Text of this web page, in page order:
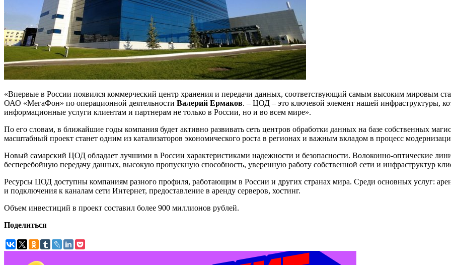
«Впервые в России появился коммерческий центр хранения и передачи данных, соответствующий самым высоким мировым
ОАО «МегаФон» по операционной деятельности Валерий Ермаков. – ЦОД – это ключевой элемент нашей инфраструктуры,
информационные услуги клиентам и партнерам не только в России, но и во всем мире».
По его словам, в ближайшие годы компания будет активно развивать сеть центров обработки данных на базе собственных
масштабный проект станет одним из катализаторов экономического роста в регионах и важным вкладом в процесс
Новый самарский ЦОД обладает лучшими в России характеристиками надежности и безопасности. Волоконно-оптические
бесперебойную передачу данных, высокую пропускную способность, уверенную работу собственной сети и инфраструктур
Ресурсы ЦОД доступны компаниям разного профиля, работающим в России и других странах мира. Среди основных услуг:
и подключения к каналам сети Интернет, предоставление в аренду серверов, хостинг.
Объем инвестиций в проект составил более 900 миллионов рублей.
Поделиться